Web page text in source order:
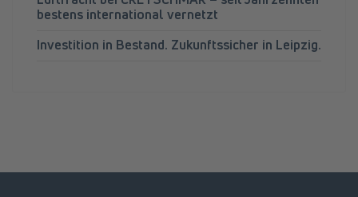
bestens international vernetzt
Investition in Bestand. Zukunftssicher in Leipzig.